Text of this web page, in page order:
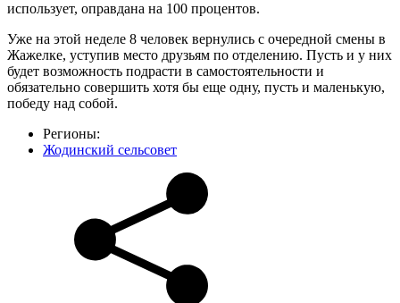
использует, оправдана на 100 процентов.
Уже на этой неделе 8 человек вернулись с очередной смены в
Жажелке, уступив место друзьям по отделению. Пусть и у них
будет возможность подрасти в самостоятельности и
обязательно совершить хотя бы еще одну, пусть и маленькую,
победу над собой.
Регионы:
Жодинский сельсовет